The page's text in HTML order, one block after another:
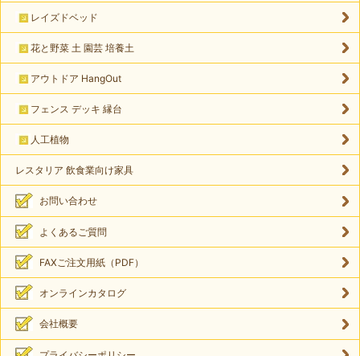
レイズドベッド
花と野菜 土 園芸 培養土
アウトドア HangOut
フェンス デッキ 縁台
人工植物
レスタリア 飲食業向け家具
お問い合わせ
よくあるご質問
FAXご注文用紙（PDF）
オンラインカタログ
会社概要